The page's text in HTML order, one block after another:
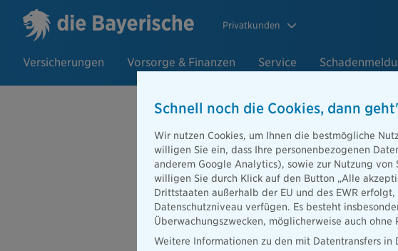
Privatkunden
Versicherungen Vorsorge & Finanzen Service
02.04.2019
Novum: offen für
Schnell noch die Cookies, dann
Wir nutzen Cookies, um Ihnen die bestmögliche
willigen Sie ein, dass Ihre personenbezogenen
anderem Google Analytics), sowie zur Nutzung
willigen Sie durch Klick auf den Button „Alle
Drittstaaten außerhalb der EU und des EWR
Datenschutzniveau verfügen. Es besteht
Überwachungszwecken, möglicherweise auch
Weitere Informationen zu den mit Datentransfers